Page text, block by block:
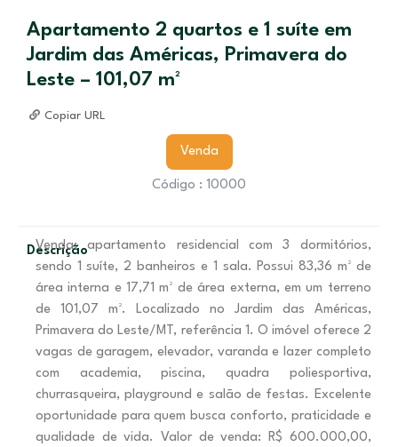
Apartamento 2 quartos e 1 suíte em
Jardim das Américas, Primavera do
Leste – 101,07 m²
Copiar URL
Venda
Código : 10000
Descrição
Venda: apartamento residencial com 3 dormitórios,
sendo 1 suíte, 2 banheiros e 1 sala. Possui 83,36 m² de
área interna e 17,71 m² de área externa, em um terreno
de 101,07 m². Localizado no Jardim das Américas,
Primavera do Leste/MT, referência 1. O imóvel oferece 2
vagas de garagem, elevador, varanda e lazer completo
com academia, piscina, quadra poliesportiva,
churrasqueira, playground e salão de festas. Excelente
oportunidade para quem busca conforto, praticidade e
qualidade de vida. Valor de venda: R$ 600.000,00,